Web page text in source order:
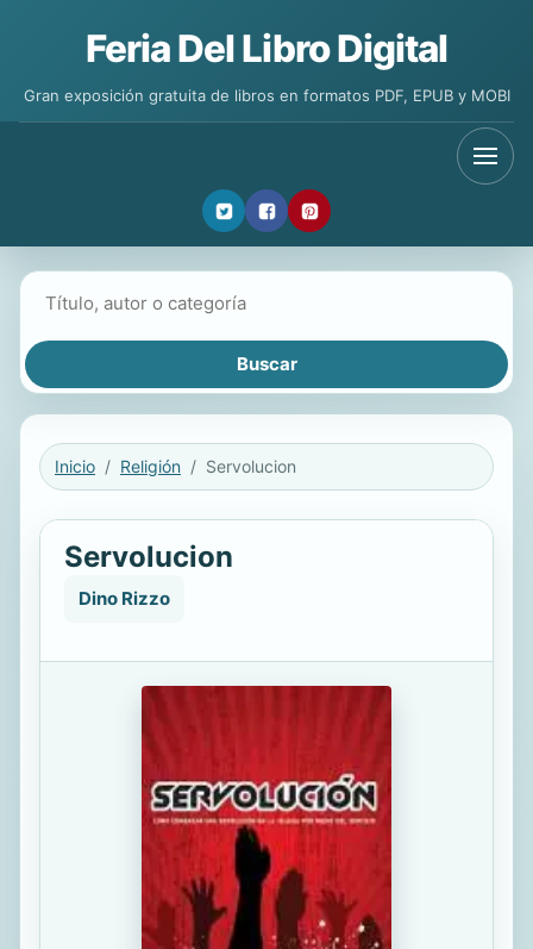
Feria Del Libro Digital
Gran exposición gratuita de libros en formatos PDF, EPUB y MOBI
Inicio Religión Servolucion
Servolucion
Dino Rizzo